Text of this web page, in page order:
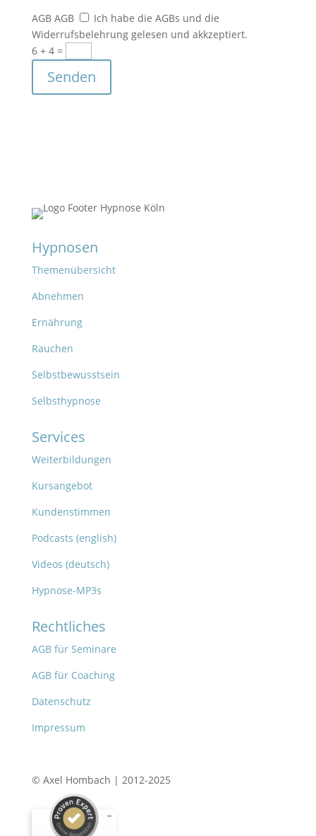
AGB AGB
Ich habe die AGBs und die
Widerrufsbelehrung gelesen und akkzeptiert.
6 + 4=
Senden
Hypnosen
Themenübersicht
Abnehmen
Ernährung
Rauchen
Selbstbewusstsein
Selbsthypnose
Services
Weiterbildungen
Kursangebot
Kundenstimmen
Podcasts (english)
Videos (deutsch)
Hypnose-MP3s
Rechtliches
AGB für Seminare
AGB für Coaching
Datenschutz
Impressum
© Axel Hombach | 2012-2025